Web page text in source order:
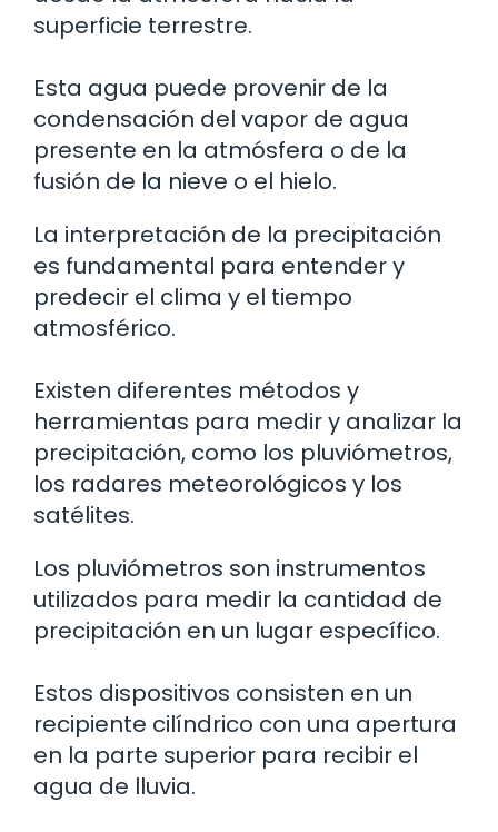
superficie terrestre.
Esta agua puede provenir de la
condensación del vapor de agua
presente en la atmósfera o de la
fusión de la nieve o el hielo.
La interpretación de la precipitación
es fundamental para entender y
predecir el clima y el tiempo
atmosférico.
Existen diferentes métodos y
herramientas para medir y analizar la
precipitación, como los pluviómetros,
los radares meteorológicos y los
satélites.
Los pluviómetros son instrumentos
utilizados para medir la cantidad de
precipitación en un lugar específico.
Estos dispositivos consisten en un
recipiente cilíndrico con una apertura
en la parte superior para recibir el
agua de lluvia.